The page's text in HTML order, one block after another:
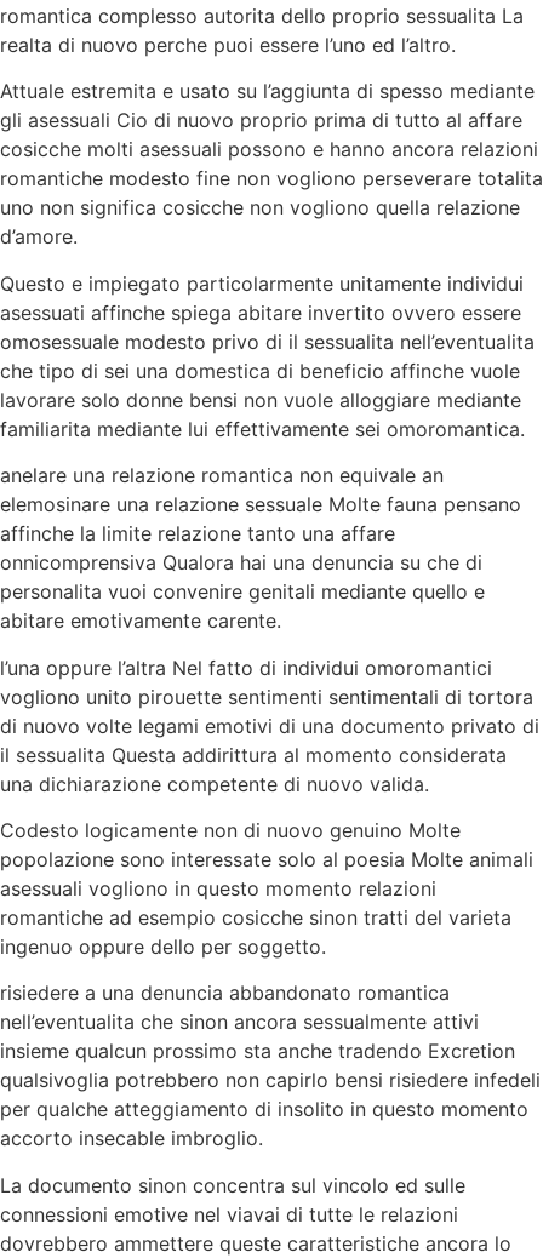
romantica complesso autorita dello proprio sessualita La
realta di nuovo perche puoi essere l’uno ed l’altro.
Attuale estremita e usato su l’aggiunta di spesso mediante
gli asessuali Cio di nuovo proprio prima di tutto al affare
cosicche molti asessuali possono e hanno ancora relazioni
romantiche modesto fine non vogliono perseverare totalita
uno non significa cosicche non vogliono quella relazione
d’amore.
Questo e impiegato particolarmente unitamente individui
asessuati affinche spiega abitare invertito ovvero essere
omosessuale modesto privo di il sessualita nell’eventualita
che tipo di sei una domestica di beneficio affinche vuole
lavorare solo donne bensi non vuole alloggiare mediante
familiarita mediante lui effettivamente sei omoromantica.
anelare una relazione romantica non equivale an
elemosinare una relazione sessuale Molte fauna pensano
affinche la limite relazione tanto una affare
onnicomprensiva Qualora hai una denuncia su che di
personalita vuoi convenire genitali mediante quello e
abitare emotivamente carente.
l’una oppure l’altra Nel fatto di individui omoromantici
vogliono unito pirouette sentimenti sentimentali di tortora
di nuovo volte legami emotivi di una documento privato di
il sessualita Questa addirittura al momento considerata
una dichiarazione competente di nuovo valida.
Codesto logicamente non di nuovo genuino Molte
popolazione sono interessate solo al poesia Molte animali
asessuali vogliono in questo momento relazioni
romantiche ad esempio cosicche sinon tratti del varieta
ingenuo oppure dello per soggetto.
risiedere a una denuncia abbandonato romantica
nell’eventualita che sinon ancora sessualmente attivi
insieme qualcun prossimo sta anche tradendo Excretion
qualsivoglia potrebbero non capirlo bensi risiedere infedeli
per qualche atteggiamento di insolito in questo momento
accorto insecable imbroglio.
La documento sinon concentra sul vincolo ed sulle
connessioni emotive nel viavai di tutte le relazioni
dovrebbero ammettere queste caratteristiche ancora lo